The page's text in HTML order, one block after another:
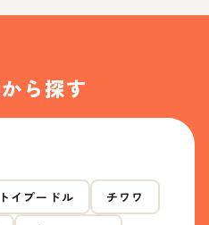
ら探す
トイプードル チワワ